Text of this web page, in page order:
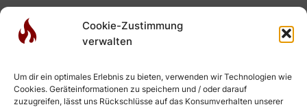
Cookie-Zustimmung
verwalten
Um dir ein optimales Erlebnis zu bieten, verwenden wir Technologien wie
Cookies. Geräteinformationen zu speichern und / oder darauf
zuzugreifen, lässt uns Rückschlüsse auf das Konsumverhalten unserer